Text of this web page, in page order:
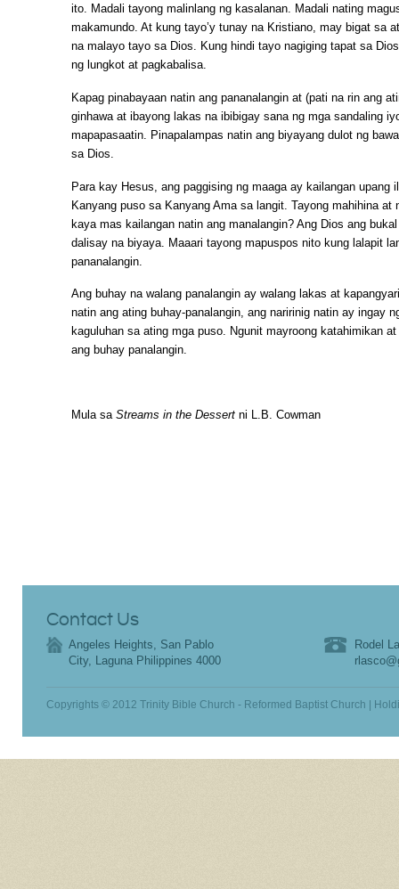
ito. Madali tayong malinlang ng kasalanan. Madali nating
makamundo. At kung tayo’y tunay na Kristiano, may bigat sa
na malayo tayo sa Dios. Kung hindi tayo nagiging tapat sa
ng lungkot at pagkabalisa.
Kapag pinabayaan natin ang pananalangin at (pati na rin ang
ginhawa at ibayong lakas na ibibigay sana ng mga sandaling
mapapasaatin. Pinapalampas natin ang biyayang dulot ng
sa Dios.
Para kay Hesus, ang paggising ng maaga ay kailangan upang
Kanyang puso sa Kanyang Ama sa langit. Tayong mahihina at
kaya mas kailangan natin ang manalangin? Ang Dios ang
dalisay na biyaya. Maaari tayong mapuspos nito kung lalapit
pananalangin.
Ang buhay na walang panalangin ay walang lakas at
natin ang ating buhay-panalangin, ang naririnig natin ay ingay
kaguluhan sa ating mga puso. Ngunit mayroong katahimikan
ang buhay panalangin.
Mula sa Streams in the Dessert ni L.B. Cowman
Contact Us
Angeles Heights, San Pablo
City, Laguna Philippines 4000
Rodel
Copyrights © 2012 Trinity Bible Church - Reformed Baptist Church |